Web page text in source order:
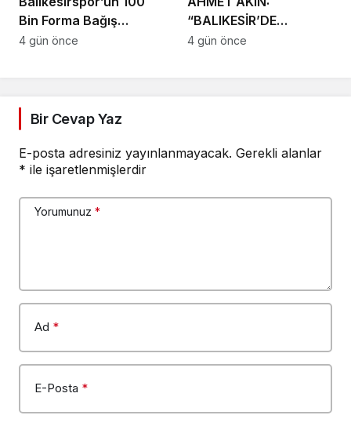
Bin Forma Bağış
Kampanyası 10 Bin
4 gün önce
“BALIKESİR’DE
DOKUNMADIĞIMIZ İLÇE
4 gün önce
Bir Cevap Yaz
E-posta adresiniz yayınlanmayacak. Gerekli alanlar
* ile işaretlenmişlerdir
Yorumunuz *
Ad *
E-Posta *